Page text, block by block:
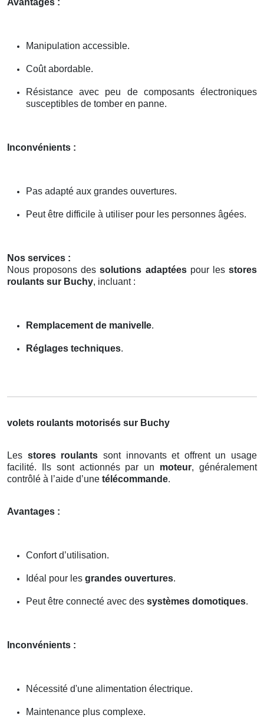
Avantages :
Manipulation accessible.
Coût abordable.
Résistance avec peu de composants électroniques
susceptibles de tomber en panne.
Inconvénients :
Pas adapté aux grandes ouvertures.
Peut être difficile à utiliser pour les personnes âgées.
Nos services :
Nous proposons dessolutions adaptéespour lesstores
roulants sur Buchy, incluant :
Remplacement de manivelle.
Réglages techniques.
volets roulants motorisés sur Buchy
Les stores roulants sont innovants et offrent un usage
facilité. Ils sont actionnés par un moteur, généralement
contrôlé à l’aide d’une télécommande.
Avantages :
Confort d’utilisation.
Idéal pour les grandes ouvertures.
Peut être connecté avec des systèmes domotiques.
Inconvénients :
Nécessité d'une alimentation électrique.
Maintenance plus complexe.